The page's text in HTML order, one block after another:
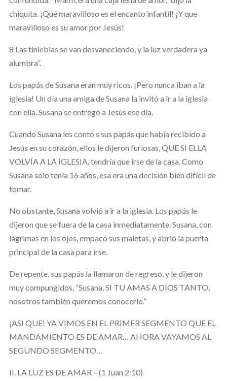
chiquita. ¡Qué maravilloso es el encanto infantil! ¡Y que
maravilloso es su amor por Jesús!
8 Las tinieblas se van desvaneciendo, y la luz verdadera ya
alumbra”.
Los papás de Susana eran muy ricos. ¡Pero nunca iban a la
iglesia! Un día una amiga de Susana la invitó a ir a la iglesia
con ella. Susana se entregó a Jesús ese día.
Cuando Susana les contó s sus papás que había recibido a
Jesús en su corazón, ellos le dijeron furiosas, QUE SI ELLA
VOLVÍA A LA IGLESIA, tendría que irse de la casa. Como
Susana solo tenía 16 años, esa era una decisión bien difícil de
tomar.
No obstante, Susana volvió a ir a la iglesia. Los papás le
dijeron que se fuera de la casa inmediatamente. Susana, con
lágrimas en los ojos, empacó sus maletas, y abrió la puerta
principal de la casa para irse.
De repente, sus papás la llamaron de regreso, y le dijeron
muy compungidos, “Susana, SI TU AMAS A DIOS TANTO,
nosotros también queremos conocerlo.”
¡ASI QUE! YA VIMOS EN EL PRIMER SEGMENTO QUE EL
MANDAMIENTO ES DE AMAR… AHORA VAYAMOS AL
SEGUNDO SEGMENTO…
II. LA LUZ ES DE AMAR – (1 Juan 2:10)